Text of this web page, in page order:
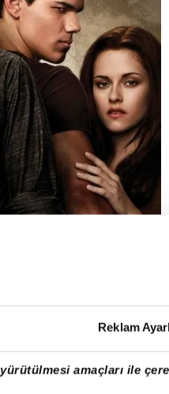
Reklam
amaçları ile
üçlüsünü
imkansız aşkını
efsane